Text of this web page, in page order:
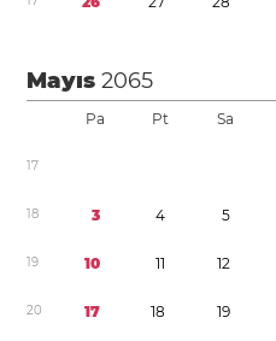
Mayıs2065
Pa Pt Sa
17
18 3 4 5
19 10 11 12
20 17 18 19